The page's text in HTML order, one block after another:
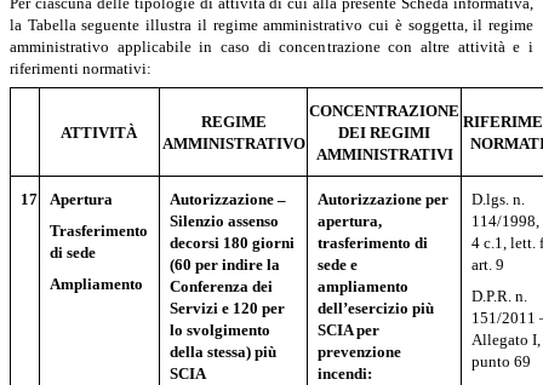
la Tabella seguente illustra il regime amministrativo cui è soggetta, il regime
amministrativo applicabile in caso di concentrazione con altre attività e i
riferimenti normativi:
ATTIVITÀ
REGIME
AMMINISTRATIVO
CONCENTRAZIONE
DEI REGIMI
AMMINISTRATIVI
17
Apertura
Trasferimento
di sede
Ampliamento
Autorizzazione –
Silenzio assenso
decorsi 180 giorni
(60 per indire la
Conferenza dei
Servizi e 120 per
lo svolgimento
della stessa) più
SCIA
Autorizzazione per
apertura,
trasferimento di
sede e
ampliamento
dell’esercizio più
SCIA per
prevenzione
incendi:
D.lgs. n.
114/1998,
4 c.1, lett.
art. 9
D.P.R. n.
151/2011
Allegato I,
punto 69